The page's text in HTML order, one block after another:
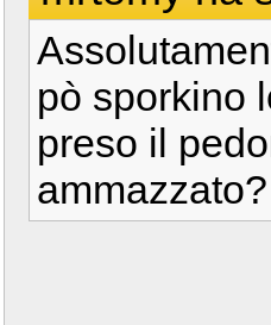
pò sporkino
preso il
ammazzato?